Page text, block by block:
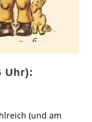
Uhr):
(und am